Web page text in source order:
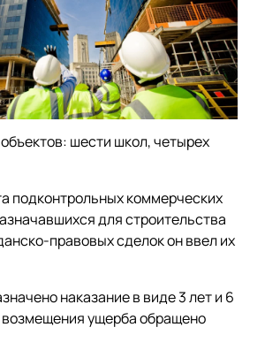
шести школ, четырех
подконтрольных коммерческих
для строительства
правовых сделок он ввел их
наказание в виде 3 лет и 6
ущерба обращено